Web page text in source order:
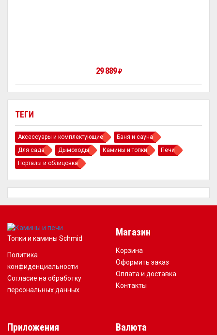
ТЕГИ
Аксессуары и комплектующие
Баня и сауна
Для сада
Дымоходы Камины и топки
Печи
Порталы и облицовка
29 889₽
Топки и камины Schmid
Политика
конфиденциальности
Согласие на обработку
персональных данных
Магазин
Корзина
Оформить заказ
Оплата и доставка
Контакты
Приложения Валюта